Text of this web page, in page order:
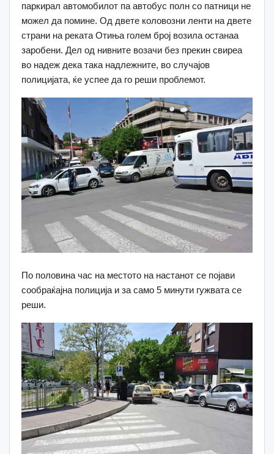
паркирал автомобилот па автобус полн со патници не
можел да помине. Од двете коловозни ленти на двете
страни на реката Отиња голем број возила останаа
заробени. Дел од нивните возачи без прекин свиреа
во надеж дека така надлежните, во случајов
полицијата, ќе успее да го реши проблемот.
По половина час на местото на настанот се појави
сообраќајна полиција и за само 5 минути гужвата се
реши.